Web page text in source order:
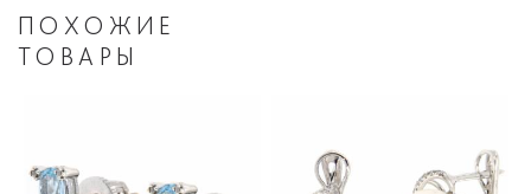
ПОХОЖИЕ
ТОВАРЫ